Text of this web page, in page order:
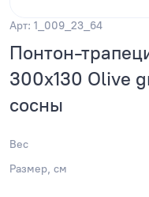
Арт: 1_009_23_64
Понтон-
300x130 Olive
сосны
Вес
Размер, см